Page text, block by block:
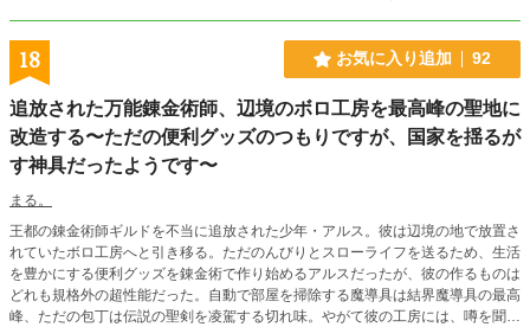
18 お気に入り追加 92
追放された万能錬金術師、辺境のボロ工房を最高峰の聖地に
改造する〜ただの便利グッズのつもりですが、国家を揺るが
す神具だったようです〜
まる。
王都の錬金術師ギルドを不当に追放された少年・アルス。彼は辺境の地で放置さ
れていたボロ工房へと引き移る。ただのんびりとスローライフを送るため、生活
を豊かにする便利グッズを錬金術で作り始めるアルスだったが、彼の作るものは
どれも規格外の超性能だった。自動で部屋を掃除する魔導具は結界魔導具の最高
峰、ただの包丁は伝説の聖剣を凌駕する切れ味。やがて彼の工房には、噂を聞き